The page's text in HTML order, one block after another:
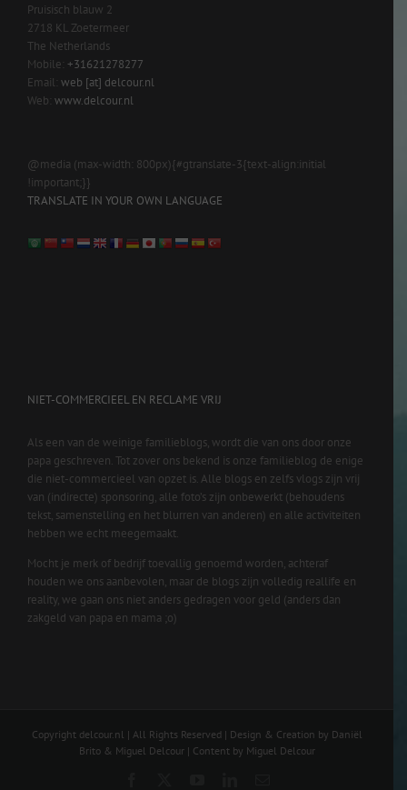
Pruisisch blauw 2
2718 KL Zoetermeer
The Netherlands
Mobile: +31621278277
Email: web [at] delcour.nl
Web: www.delcour.nl
@media (max-width: 800px){#gtranslate-3{text-align:initial
!important;}}
TRANSLATE IN YOUR OWN LANGUAGE
NIET-COMMERCIEEL EN RECLAME VRIJ
Als een van de weinige familieblogs, wordt die van ons door onze
papa geschreven. Tot zover ons bekend is onze familieblog de enige
die niet-commercieel van opzet is. Alle blogs en zelfs vlogs zijn vrij
van (indirecte) sponsoring, alle foto’s zijn onbewerkt (behoudens
tekst, samenstelling en het blurren van anderen) en alle activiteiten
hebben we echt meegemaakt.
Mocht je merk of bedrijf toevallig genoemd worden, achteraf
houden we ons aanbevolen, maar de blogs zijn volledig reallife en
reality, we gaan ons niet anders gedragen voor geld (anders dan
zakgeld van papa en mama ;o)
Copyright delcour.nl | All Rights Reserved | Design & Creation by Daniël
Brito & Miguel Delcour | Content by Miguel Delcour